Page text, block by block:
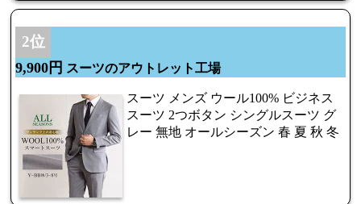
2位
9,900円 スーツのアウトレット工場
スーツ メンズ ウール100% ビジネス
スーツ 2つボタン シングルスーツ グ
レー 無地 オールシーズン 春 夏 秋 冬